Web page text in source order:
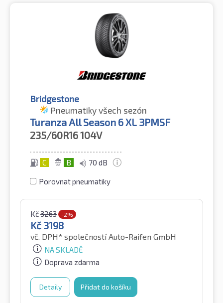
Bridgestone
Pneumatiky všech sezón
Turanza All Season 6 XL 3PMSF
235/60R16104V
C B 70 dB
Porovnat pneumatiky
Kč3263 -2%
Kč 3198
vč. DPH* společností Auto-Raifen GmbH
NA SKLADĚ
Doprava zdarma
Detaily Přidat do košíku